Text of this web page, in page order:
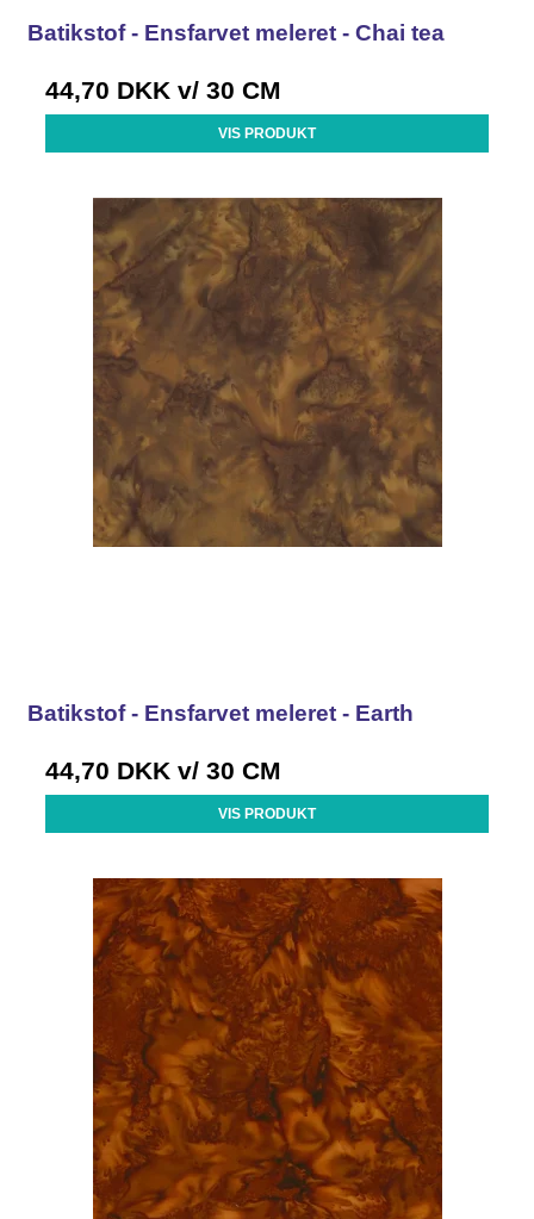
Batikstof - Ensfarvet meleret - Chai tea
44,70 DKK v/ 30 CM
VIS PRODUKT
Batikstof - Ensfarvet meleret - Earth
44,70 DKK v/ 30 CM
VIS PRODUKT